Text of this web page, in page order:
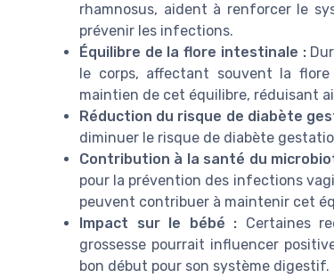
rhamnosus, aident à renforcer le
prévenir les infections.
Équilibre de la flore intestinale :
le corps, affectant souvent la
maintien de cet équilibre, réduisant
Réduction du risque de diabète
diminuer le risque de diabète
Contribution à la santé du
pour la prévention des infections
peuvent contribuer à maintenir cet
Impact sur le bébé : Certaines
grossesse pourrait influencer
bon début pour son système digestif.